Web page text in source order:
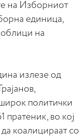
на Изборниот
единица,
на
излезе од
политички
пратеник, во кој
коалицираат со